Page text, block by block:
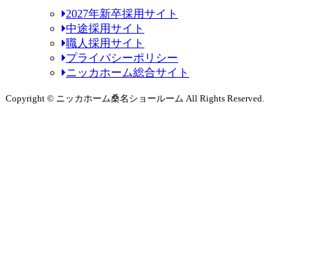
2027年新卒採用サイト
中途採用サイト
職人採用サイト
プライバシーポリシー
ニッカホーム総合サイト
Copyright © ニッカホーム桑名ショールーム All Rights Reserved.